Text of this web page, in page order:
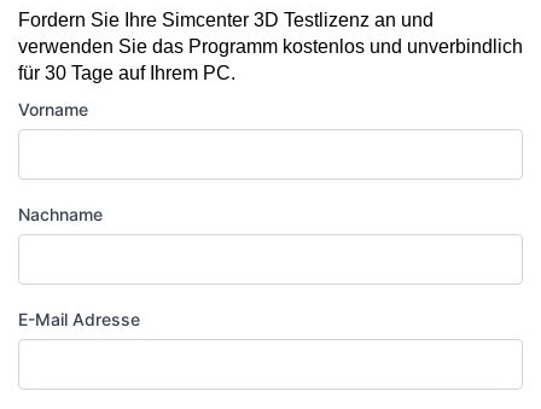
Fordern Sie Ihre Simcenter 3D Testlizenz an und
verwenden Sie das Programm kostenlos und unverbindlich
für 30 Tage auf Ihrem PC.
Vorname
Nachname
E-Mail Adresse